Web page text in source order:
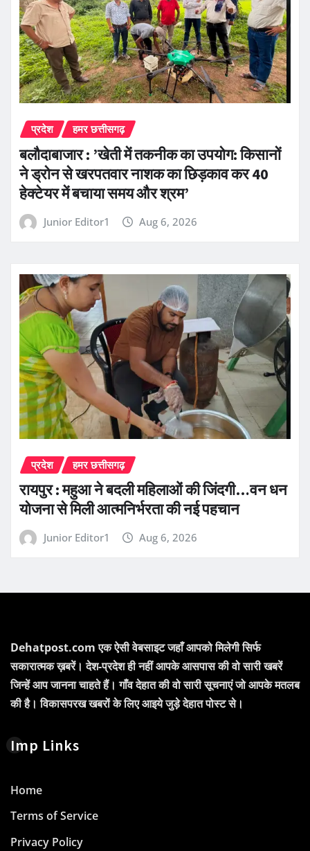
प्रदेश हमर छत्तीसगढ़
बलौदाबाजार : ’खेती में तकनीक का उपयोग: किसानों
ने ड्रोन से खरपतवार नाशक का छिड़काव कर 40
हेक्टेयर में बचाया समय और श्रम’
Junior Editor1 Aug 6, 2026
प्रदेश हमर छत्तीसगढ़
रायपुर : महुआ ने बदली महिलाओं की जिंदगी…वन धन
योजना से मिली आत्मनिर्भरता की नई पहचान
Junior Editor1 Aug 6, 2026
Dehatpost.com एक ऐसी वेबसाइट जहाँ आपको मिलेगी सिर्फ
सकारात्मक ख़बरें। देश-प्रदेश ही नहीं आपके आसपास की वो सारी खबरें
जिन्हें आप जानना चाहते हैं। गाँव देहात की वो सारी सूचनाएं जो आपके मतलब
की है। विकासपरख खबरों के लिए आइये जुड़े देहात पोस्ट से।
Imp Links
Home
Terms of Service
Privacy Policy